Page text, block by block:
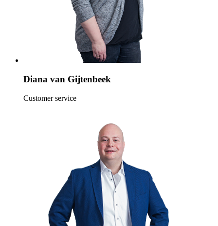
Diana van Gijtenbeek
Customer service